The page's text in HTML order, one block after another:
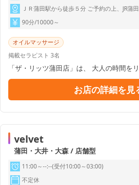
90分/10000～
オイルマッサージ
掲載セラピスト 3名
「ザ・リッツ蒲田店」は、 大人の時間を
しの隠れ家です。 独自の施術で…心と身体に最高の癒やしを!! ぜ
ひ一度、当店のおもてなしをご体感して
お店の詳細を見
velvet
蒲田・大井・大森 / 店舗型
11:00～--:--(受付10:00～03:00)
不定休